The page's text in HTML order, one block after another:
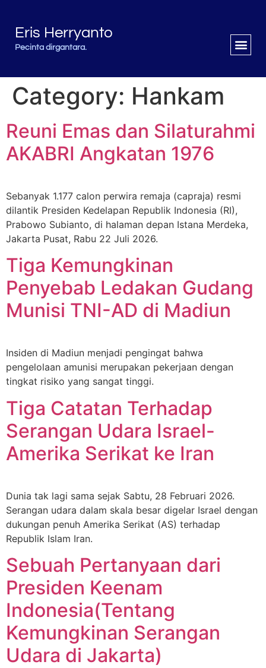
Eris Herryanto
Pecinta dirgantara.
Category: Hankam
Reuni Emas dan Silaturahmi
AKABRI Angkatan 1976
Sebanyak 1.177 calon perwira remaja (capraja) resmi
dilantik Presiden Kedelapan Republik Indonesia (RI),
Prabowo Subianto, di halaman depan Istana Merdeka,
Jakarta Pusat, Rabu 22 Juli 2026.
Tiga Kemungkinan
Penyebab Ledakan Gudang
Munisi TNI-AD di Madiun
Insiden di Madiun menjadi pengingat bahwa
pengelolaan amunisi merupakan pekerjaan dengan
tingkat risiko yang sangat tinggi.
Tiga Catatan Terhadap
Serangan Udara Israel-
Amerika Serikat ke Iran
Dunia tak lagi sama sejak Sabtu, 28 Februari 2026.
Serangan udara dalam skala besar digelar Israel dengan
dukungan penuh Amerika Serikat (AS) terhadap
Republik Islam Iran.
Sebuah Pertanyaan dari
Presiden Keenam
Indonesia(Tentang
Kemungkinan Serangan
Udara di Jakarta)